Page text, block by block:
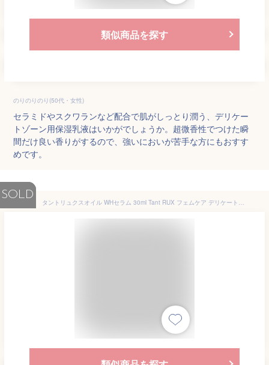
類似商品を探す
のりのりのり(50代・女性)
セラミドやスクワランなど配合で肌がしっとり潤う、デリケー
トゾーン用保湿乳液はいかがでしょうか。超微香性でつけた瞬
間だけ良い香りがするので、強いにおいが苦手な方にもおすす
めです。
SOLD
タントリュクスオイル WHセラム 30ml Tant RUX フェムケア デリケートゾーン ケア 黒ずみ 保湿 匂い ニオイ 臭い かゆみ くすみ 乾燥 カサつき 透明感 植物由来 エクソソーム 植物幹細胞 ボディオイル ボディケア マルラオイル ケアオイル オーガニック 天然アロマ